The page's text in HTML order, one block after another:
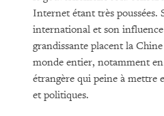
Internet étant très poussées.
international et son
grandissante placent la
monde entier, notamment
étrangère qui peine à mettre
et politiques.